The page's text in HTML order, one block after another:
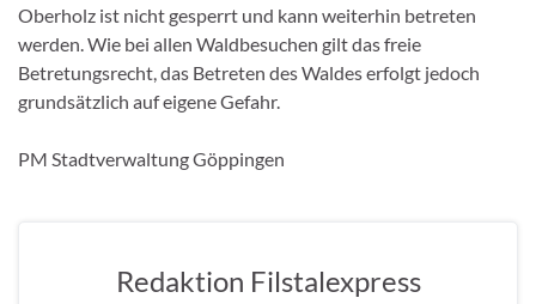
Oberholz ist nicht gesperrt und kann weiterhin betreten
werden. Wie bei allen Waldbesuchen gilt das freie
Betretungsrecht, das Betreten des Waldes erfolgt jedoch
grundsätzlich auf eigene Gefahr.
PM Stadtverwaltung Göppingen
Redaktion Filstalexpress